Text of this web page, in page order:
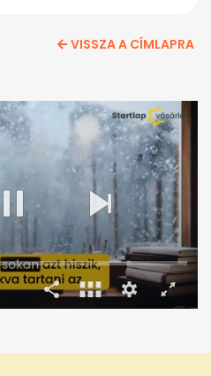
VISSZA A CÍMLAPRA